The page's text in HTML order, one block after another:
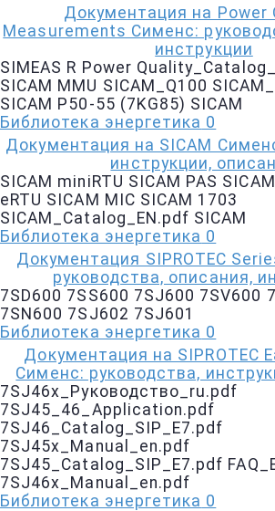
Документация на Рower
Measurements Сименс:
инструкции
SIMEAS R Power
SICAM MMU SICAM_Q100
SICAM P50-55 (7KG85) SICAM
Библиотека энергетика 0
Документация на SIСAM
инструкции,
SICAM miniRTU SICAM PAS
eRTU SICAM MIC SICAM 1703
SICAM_Catalog_EN.pdf SICAM
Библиотека энергетика 0
Документация SIPROTEC
руководства, описания,
7SD600 7SS600 7SJ600 7SV600
7SN600 7SJ602 7SJ601
Библиотека энергетика 0
Документация на SIPROTEC
Сименс: руководства,
7SJ46x_Руководство_ru.pdf
7SJ45_46_Application.pdf
7SJ46_Catalog_SIP_E7.pdf
7SJ45x_Manual_en.pdf
7SJ45_Catalog_SIP_E7.pdf
7SJ46x_Manual_en.pdf
Библиотека энергетика 0